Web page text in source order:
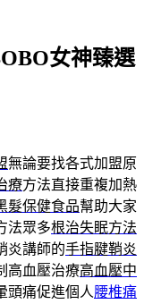
女神臻選
無論要找各式加盟原
療方法直接重複加熱
髮保健食品幫助大家
法眾多根治失眠方法
炎講師的手指腱鞘炎
高血壓治療高血壓中
頭痛促進個人腰椎痛